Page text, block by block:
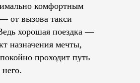
комфортным
от вызова такси
хорошая поездка —
назначения мечты,
проходит путь
него.